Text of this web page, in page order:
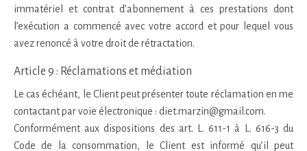
immatériel et contrat d’abonnement à ces prestations dont
l’exécution a commencé avec votre accord et pour lequel vous
avez renoncé à votre droit de rétractation.
Article 9 : Réclamations et médiation
Le cas échéant, le Client peut présenter toute réclamation en me
contactant par voie électronique : diet.marzin@gmail.com.
Conformément aux dispositions des art. L. 611-1 à L. 616-3 du
Code de la consommation, le Client est informé qu’il peut